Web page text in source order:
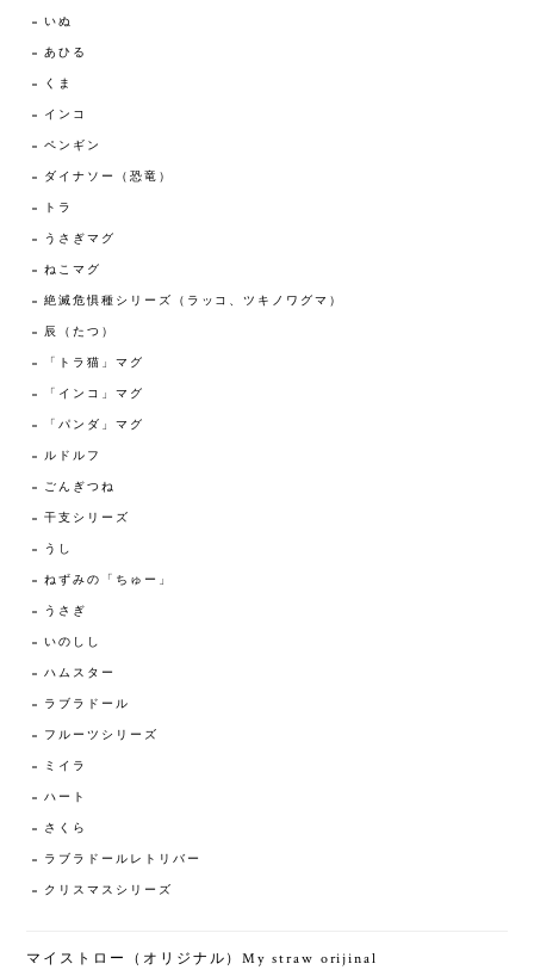
いぬ
あひる
くま
インコ
ペンギン
ダイナソー（恐竜）
トラ
うさぎマグ
ねこマグ
絶滅危惧種シリーズ（ラッコ、ツキノワグマ）
辰（たつ）
「トラ猫」マグ
「インコ」マグ
「パンダ」マグ
ルドルフ
ごんぎつね
干支シリーズ
うし
ねずみの「ちゅー」
うさぎ
いのしし
ハムスター
ラブラドール
フルーツシリーズ
ミイラ
ハート
さくら
ラブラドールレトリバー
クリスマスシリーズ
マイストロー（オリジナル）My straw orijinal